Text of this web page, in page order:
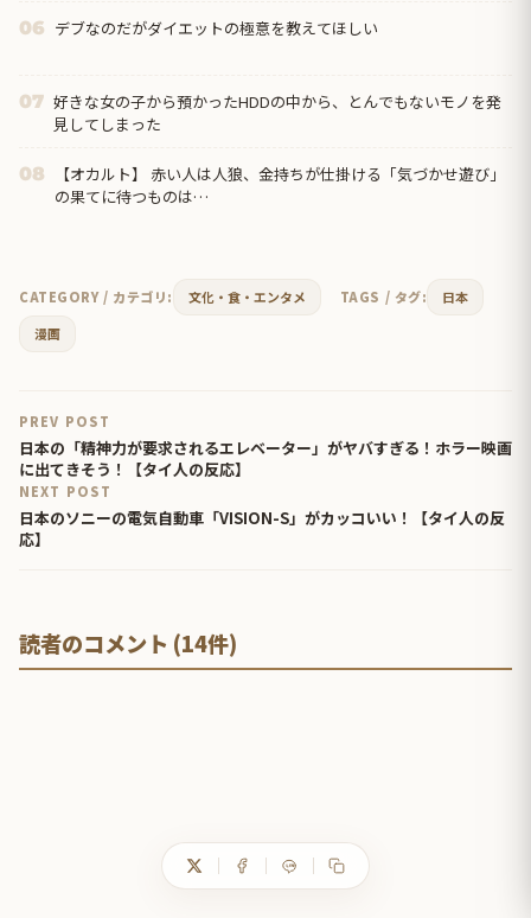
06 デブなのだがダイエットの極意を教えてほしい
07 好きな女の子から預かったHDDの中から、とんでもないモノを発
見してしまった
08
【オカルト】 赤い人は人狼、金持ちが仕掛ける「気づかせ遊び」
の果てに待つものは…
CATEGORY / カテゴリ: 文化・食・エンタメ TAGS / タグ:
日本
漫画
PREV POST
日本の「精神力が要求されるエレベーター」がヤバすぎる！ホラー映画
に出てきそう！【タイ人の反応】
NEXT POST
日本のソニーの電気自動車「VISION-S」がカッコいい！【タイ人の反
応】
読者のコメント (14件)